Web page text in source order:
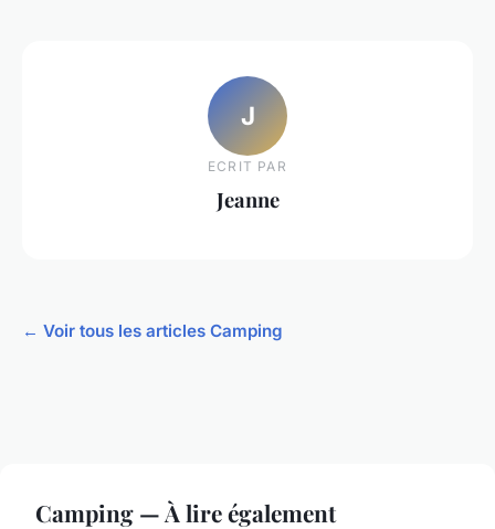
J
ECRIT PAR
Jeanne
← Voir tous les articles Camping
Camping — À lire également